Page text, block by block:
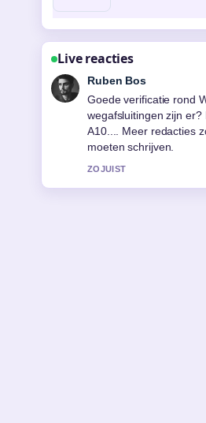
Live reacties
Sanne Bakker
Sterke duiding rond
Dames: Beste Modellen
de duidelijkste
vandaag heb gezien.
3 MIN GELEDEN